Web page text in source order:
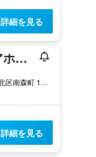
詳細を見る
プレミアホテル -Cabin President- 大阪
大阪府大阪市北区南森町 1-3-19
詳細を見る